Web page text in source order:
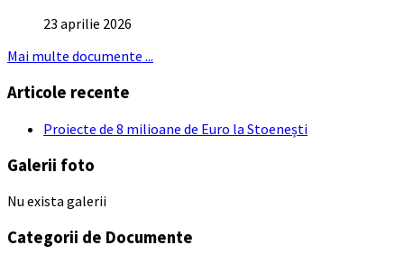
23 aprilie 2026
Mai multe documente ...
Articole recente
Proiecte de 8 milioane de Euro la Stoenești
Galerii foto
Nu exista galerii
Categorii de Documente